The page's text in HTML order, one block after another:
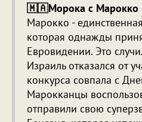
🇲🇦Морока с Марокко
Марокко -
которая однажды
Евровидении. Это
Израиль отказался от
конкурса совпала с
Марокканцы
отправили свою